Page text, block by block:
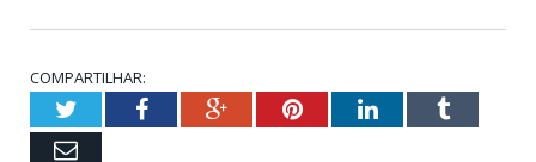
COMPARTILHAR:
TwitterFacebookGoogle+PinterestLinkedInTumblr
Email